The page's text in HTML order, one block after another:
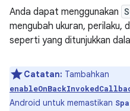
Anda dapat menggunakan
mengubah ukuran, perilaku,
seperti yang ditunjukkan
Catatan: Tambahkan
Android untuk memastikan